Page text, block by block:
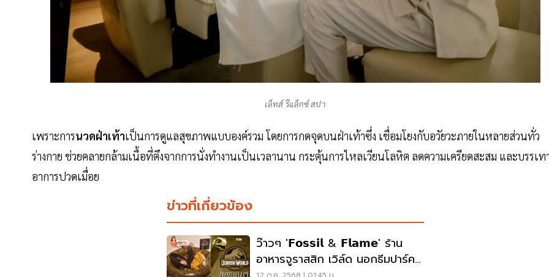
เล็ทส์ รีแล็กซ์ สปา
เพราะการนวดฝ่าเท้าเป็นการดูแลสุขภาพแบบองค์รวม โดยการกดจุดบนฝ่าเท้าซึ่ง เชื่อมโยงกับอวัยวะภายในหลายส่วนทั่ว
ร่างกาย ช่วยคลายกล้ามเนื้อที่ตึงจากการนั่งทำงานเป็นเวลานาน กระตุ้นการไหลเวียนโลหิต ลดความเครียดสะสม และบรรเท
อาการปวดเมื่อย
ข่าวที่เกี่ยวข้อง
ว๊าวๆ '𝗙𝗼𝘀𝘀𝗶𝗹 & 𝗙𝗹𝗮𝗺𝗲' ร้าน
อาหารจูราสสิก เวิล์ด นอกธีมปาร์ค